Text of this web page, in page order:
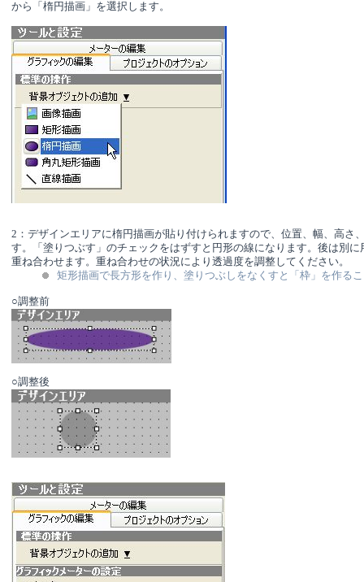
から「楕円描画」を選択します。
2：デザインエリアに楕円描画が貼り付けられますので、位置、幅、高さ
す。「塗りつぶす」のチェックをはずすと円形の線になります。後は別に
重ね合わせます。重ね合わせの状況により透過度を調整してください。
矩形描画で長方形を作り、塗りつぶしをなくすと「枠」を作る
○調整前
○調整後